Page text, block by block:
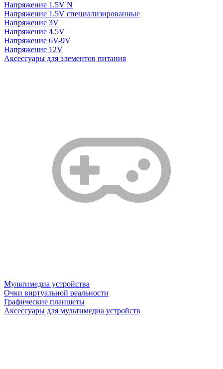
Напряжение 1.5V N
Напряжение 1.5V специализированные
Напряжение 3V
Напряжение 4.5V
Напряжение 6V-9V
Напряжение 12V
Аксессуары для элементов питания
Мультимедиа устройства
Очки виртуальной реальности
Графические планшеты
Аксессуары для мультимедиа устройств